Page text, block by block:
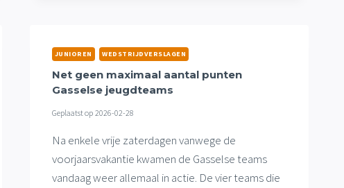
DUEL,
JO9-
1
GAAT
KAMPIOENSWEDSTRIJD
JUNIOREN WEDSTRIJDVERSLAGEN
Net geen maximaal aantal punten
Gasselse jeugdteams
Geplaatst op 2026-02-28
Na enkele vrije zaterdagen vanwege de
voorjaarsvakantie kwamen de Gasselse teams
vandaag weer allemaal in actie. De vier teams die